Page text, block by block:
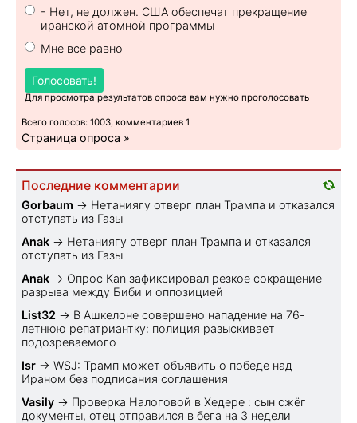
- Нет, не должен. США обеспечат прекращение
иранской атомной программы
Мне все равно
Голосовать!
Для просмотра результатов опроса вам нужно проголосовать
Всего голосов: 1003, комментариев 1
Страница опроса »
Последние комментарии
Gorbaum → Нетаниягу отверг план Трампа и отказался
отступать из Газы
Anak → Нетаниягу отверг план Трампа и отказался
отступать из Газы
Anak → Опрос Kan зафиксировал резкое сокращение
разрыва между Биби и оппозицией
List32 → В Ашкелоне совершено нападение на 76-
летнюю репатриантку: полиция разыскивает
подозреваемого
Isr → WSJ: Трамп может объявить о победе над
Ираном без подписания соглашения
Vasily → Проверка Налоговой в Хедере : сын сжёг
документы, отец отправился в бега на 3 недели